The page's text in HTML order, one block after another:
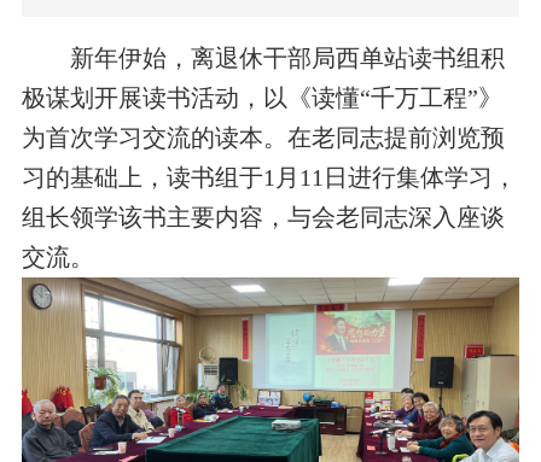
新年伊始， 离退休干部局西单站读书组积
极谋划开展读书活动，以《读懂“千万工程”》
为首次学习交流的读本。在老同志提前浏览预
习的基础上，读书组于1月11日进行集体学习，
组长领学该书主要内容，与会老同志深入 座谈
交流。